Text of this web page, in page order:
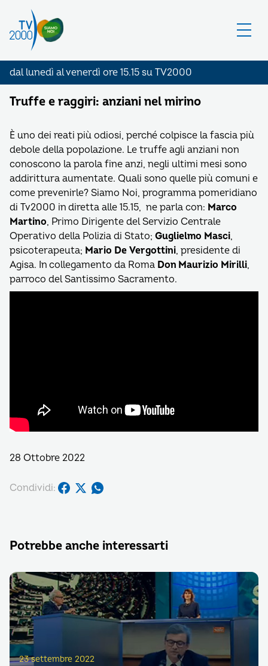
dal lunedì al venerdì ore 15.15 su TV2000
Truffe e raggiri: anziani nel mirino
È uno dei reati più odiosi, perché colpisce la fascia più
debole della popolazione. Le truffe agli anziani non
conoscono la parola fine anzi, negli ultimi mesi sono
addirittura aumentate. Quali sono quelle più comuni e
come prevenirle? Siamo Noi, programma pomeridiano
di Tv2000 in diretta alle 15.15, ne parla con: Marco
Martino, Primo Dirigente del Servizio Centrale
Operativo della Polizia di Stato; Guglielmo Masci,
psicoterapeuta; Mario De Vergottini, presidente di
Agisa. In collegamento da Roma Don Maurizio Mirilli,
parroco del Santissimo Sacramento.
28 Ottobre 2022
Condividi:
Potrebbe anche interessarti
23 settembre 2022